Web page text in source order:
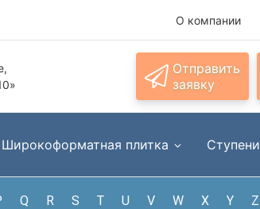
О компании
Отправить
заявку
Широкоформатная плитка Ступени
Q R S T U V W X Y Z